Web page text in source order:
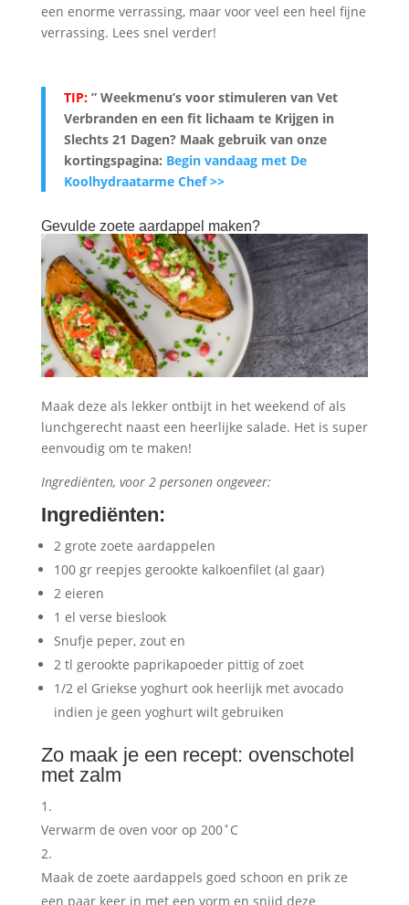
een enorme verrassing, maar voor veel een heel fijne
verrassing. Lees snel verder!
TIP:” Weekmenu’s voor stimuleren van Vet
Verbranden en een fit lichaam te Krijgen in
Slechts 21 Dagen? Maak gebruik van onze
kortingspagina: Begin vandaag met De
Koolhydraatarme Chef >>
Gevulde zoete aardappel maken?
Maak deze als lekker ontbijt in het weekend of als
lunchgerecht naast een heerlijke salade. Het is super
eenvoudig om te maken!
Ingrediënten, voor 2 personen ongeveer:
Ingrediënten:
2 grote zoete aardappelen
100 gr reepjes gerookte kalkoenfilet (al gaar)
2 eieren
1 el verse bieslook
Snufje peper, zout en
2 tl gerookte paprikapoeder pittig of zoet
1/2 el Griekse yoghurt ook heerlijk met avocado
indien je geen yoghurt wilt gebruiken
Zo maak je een recept: ovenschotel
met zalm
Verwarm de oven voor op 200˚C
Maak de zoete aardappels goed schoon en prik ze
een paar keer in met een vorm en snijd deze